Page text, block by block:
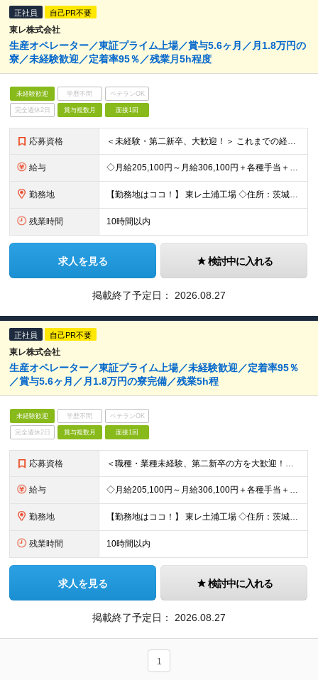
正社員 自己PR不要
東レ株式会社
生産オペレーター／東証プライム上場／賞与5.6ヶ月／月1.8万円の
寮／未経験歓迎／定着率95％／残業月5h程度
未経験歓迎 学歴不問 ベテランOK
完全週休2日 賞与複数月 面接1回
応募資格 ＜未経験・第二新卒、大歓迎！＞ これまでの経験やスキルは一切問いません！ 「これから頑張りたい」という意欲を重視した採用です◎ 【必須資格】 ・高卒以上の方 ＜こんな想いを持つ方を歓迎します！＞
給与 ◇月給205,100円～月給306,100円＋各種手当＋賞与年2回 ※一律支給：交代手当（2万5,000円）が月給に含まれます。 ※経験・能力を考慮したうえで決定 ※時間外手当は別途、全額支給 ※試
勤務地 【勤務地はココ！】 東レ土浦工場 ◇住所：茨城県土浦市北神立町2-1 ★嬉しい【転勤なし】！腰を据えて働けます！ ＜気になるアクセス方法は？＞ 【マイカー・バイク通勤の方】 もちろん車通勤OK！（広
残業時間 10時間以内
求人を見る 検討中に入れる
掲載終了予定日： 2026.08.27
正社員 自己PR不要
東レ株式会社
生産オペレーター／東証プライム上場／未経験歓迎／定着率95％
／賞与5.6ヶ月／月1.8万円の寮完備／残業5h程
未経験歓迎 学歴不問 ベテランOK
完全週休2日 賞与複数月 面接1回
応募資格 ＜職種・業種未経験、第二新卒の方を大歓迎！＞ これまでの経験や専門知識は一切問いません！ 「東レで正社員として頑張りたい」という意欲を重視した採用です★ 【応募条件】 ・高卒以上の方 ＜こんな方を
給与 ◇月給205,100円～月給306,100円＋各種手当＋賞与年2回 ※一律支給：交代手当（2万5,000円）が月給に含まれます。 ※経験・能力を考慮したうえで決定 ※時間外手当は別途、全額支給 ※試
勤務地 【勤務地はココ！】 東レ土浦工場 ◇住所：茨城県土浦市北神立町2-1 ★嬉しい【転勤なし】！腰を据えて働けます！ ＜気になるアクセス方法は？＞ 【マイカー・バイク通勤の方】 もちろん車通勤OK！（広
残業時間 10時間以内
求人を見る 検討中に入れる
掲載終了予定日： 2026.08.27
1